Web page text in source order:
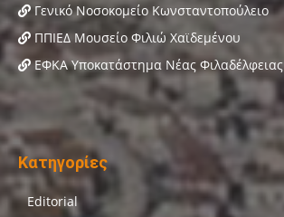
Γενικό Νοσοκομείο Κωνσταντοπούλειο
ΠΠΙΕΔ Μουσείο Φιλιώ Χαϊδεμένου
ΕΦΚΑ Υποκατάστημα Νέας Φιλαδέλφειας
Κατηγορίες
Editorial